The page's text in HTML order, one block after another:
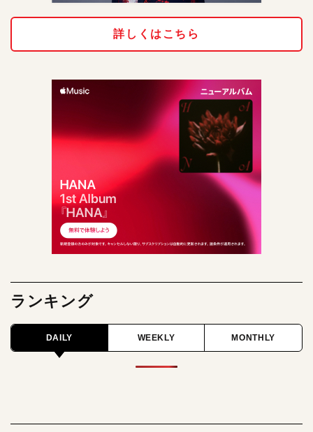
詳しくはこちら
ランキング
DAILY WEEKLY MONTHLY